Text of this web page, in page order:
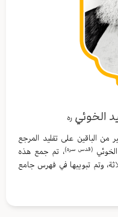
الخوئي ره
من الباقين على تقليد المرجع
(قدس سره)، تم جمع هذه
وتم تبويبها في فهرس جامع